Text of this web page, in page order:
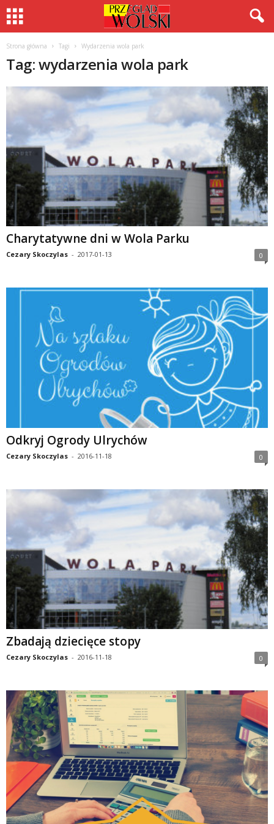
Strona główna Tagi Wydarzenia wola park
Tag: wydarzenia wola park
Charytatywne dni w Wola Parku
Cezary Skoczylas - 2017-01-13 0
Odkryj Ogrody Ulrychów
Cezary Skoczylas - 2016-11-18 0
Zbadają dziecięce stopy
Cezary Skoczylas - 2016-11-18 0